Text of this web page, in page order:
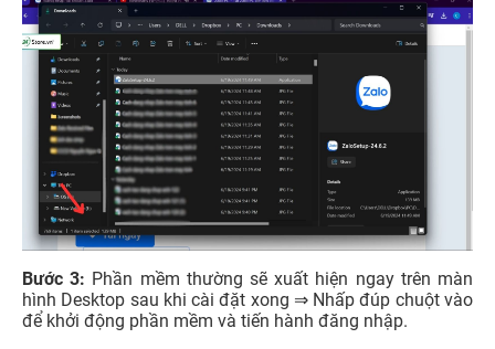
Bước 3: Phần mềm thường sẽ xuất hiện ngay trên màn
hình Desktop sau khi cài đặt xong ⇒ Nhấp đúp chuột vào
để khởi động phần mềm và tiến hành đăng nhập.